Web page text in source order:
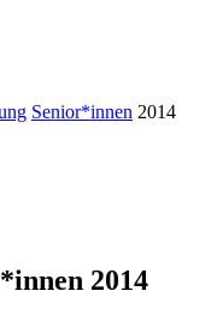
Senior*innen 2014
2014